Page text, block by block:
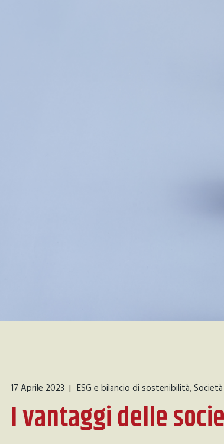
17 Aprile 2023 ESG e bilancio di sostenibilità
I vantaggi delle